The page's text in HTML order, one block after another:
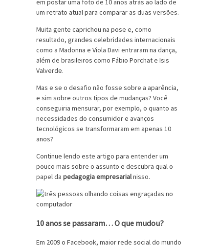
em postar uma foto de 10 anos atrás ao lado de
um retrato atual para comparar as duas versões.
Muita gente caprichou na pose e, como
resultado, grandes celebridades internacionais
como a Madonna e Viola Davi entraram na dança,
além de brasileiros como Fábio Porchat e Isis
Valverde.
Mas e se o desafio não fosse sobre a aparência,
e sim sobre outros tipos de mudanças? Você
conseguiria mensurar, por exemplo, o quanto as
necessidades do consumidor e avanços
tecnológicos se transformaram em apenas 10
anos?
Continue lendo este artigo para entender um
pouco mais sobre o assunto e descubra qual o
papel da pedagogia empresarialnisso.
10 anos se passaram… O que mudou?
Em 2009 o Facebook, maior rede social do mundo